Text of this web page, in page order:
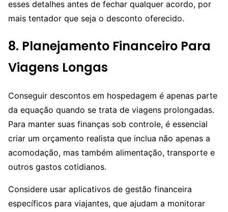
esses detalhes antes de fechar qualquer acordo, por
mais tentador que seja o desconto oferecido.
8. Planejamento Financeiro Para
Viagens Longas
Conseguir descontos em hospedagem é apenas parte
da equação quando se trata de viagens prolongadas.
Para manter suas finanças sob controle, é essencial
criar um orçamento realista que inclua não apenas a
acomodação, mas também alimentação, transporte e
outros gastos cotidianos.
Considere usar aplicativos de gestão financeira
específicos para viajantes, que ajudam a monitorar